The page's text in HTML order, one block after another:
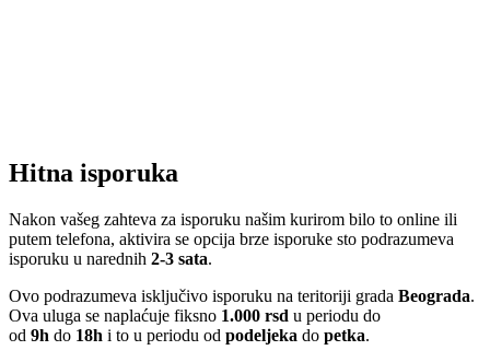
Hitna isporuka
Nakon vašeg zahteva za isporuku našim kurirom bilo to online ili
putem telefona, aktivira se opcija brze isporuke sto podrazumeva
isporuku u narednih 2-3 sata.
Ovo podrazumeva isključivo isporuku na teritoriji grada Beograda.
Ova uluga se naplaćuje fiksno 1.000 rsd u periodu do
od 9h do 18h i to u periodu od podeljeka do petka.